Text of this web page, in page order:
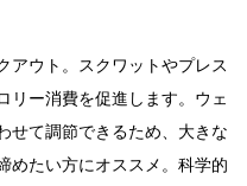
アウト。スクワットやプレス
リー消費を促進します。ウェ
せて調節できるため、大きな
めたい方にオススメ。科学的